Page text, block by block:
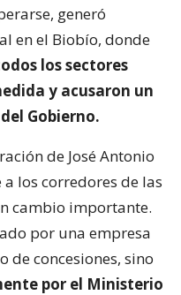
generó
en el Biobío, donde
los sectores
y acusaron un
Gobierno.
de José Antonio
los corredores de las
cambio importante.
por una empresa
de concesiones, sino
por el Ministerio